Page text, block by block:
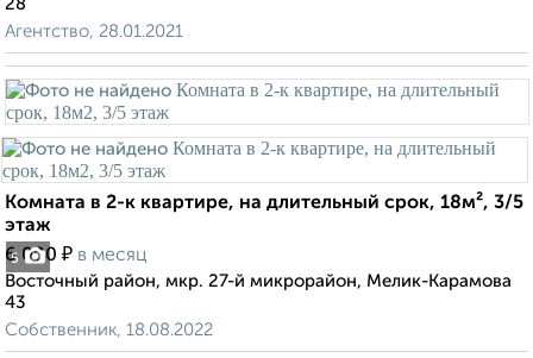
28
Агентство, 28.01.2021
5
Комната в 2-к квартире, на длительный срок, 18м², 3/5
этаж
6 000 ₽ в месяц
Восточный район, мкр. 27-й микрорайон, Мелик-Карамова
43
Собственник, 18.08.2022